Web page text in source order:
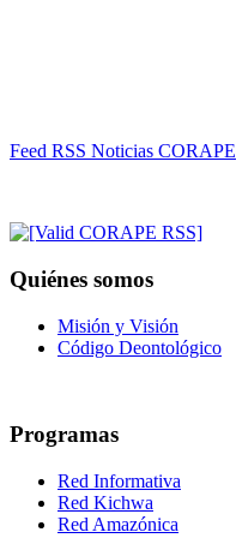
Feed RSS Noticias CORAPE
Quiénes somos
Misión y Visión
Código Deontológico
Programas
Red Informativa
Red Kichwa
Red Amazónica